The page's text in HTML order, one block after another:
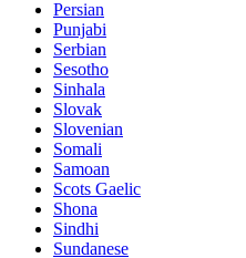
Persian
Punjabi
Serbian
Sesotho
Sinhala
Slovak
Slovenian
Somali
Samoan
Scots Gaelic
Shona
Sindhi
Sundanese